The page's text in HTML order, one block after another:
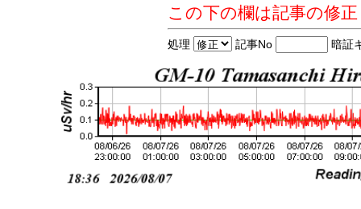
この下の欄は記事の修
処理 記事No 暗証